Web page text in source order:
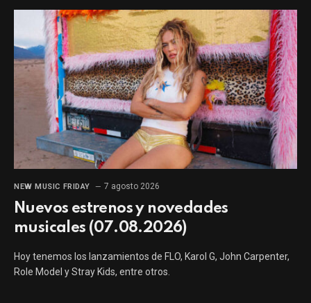
NEW MUSIC FRIDAY 7 agosto 2026
Nuevos estrenos y novedades
musicales (07.08.2026)
Hoy tenemos los lanzamientos de FLO, Karol G, John Carpenter,
Role Model y Stray Kids, entre otros.